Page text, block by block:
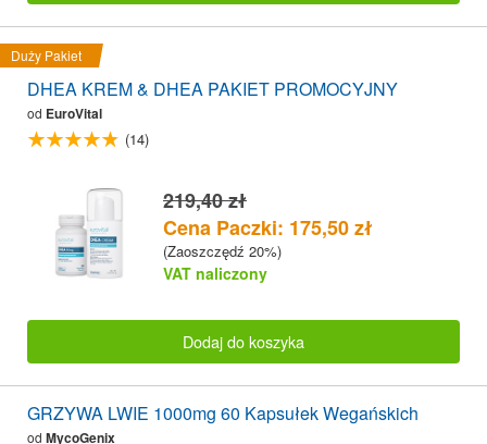
Duży Pakiet
DHEA KREM & DHEA PAKIET PROMOCYJNY
od EuroVital
(14)
219,40 zł
Cena Paczki: 175,50 zł
(Zaoszczędź 20%)
VAT naliczony
Dodaj do koszyka
GRZYWA LWIE 1000mg 60 Kapsułek Wegańskich
od MycoGenix